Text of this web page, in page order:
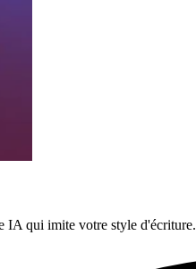
IA qui imite votre style d'écriture.